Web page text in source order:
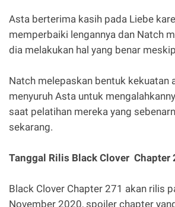
Asta berterima kasih pada Liebe
memperbaiki lengannya dan Natch
dia melakukan hal yang benar
Natch melepaskan bentuk kekuatan
menyuruh Asta untuk
saat pelatihan mereka yang
sekarang.
Tanggal Rilis Black Clover Chapter
Black Clover Chapter 271 akan rilis
November 2020, spoiler chapter